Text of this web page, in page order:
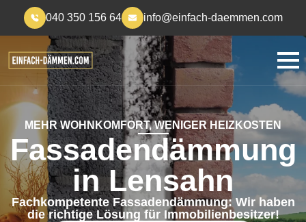
040 350 156 64 info@einfach-daemmen.com
MEHR WOHNKOMFORT, WENIGER HEIZKOSTEN
Fassadendämmung
in Lensahn
Fachkompetente Fassadendämmung: Wir haben
die richtige Lösung für Immobilienbesitzer!